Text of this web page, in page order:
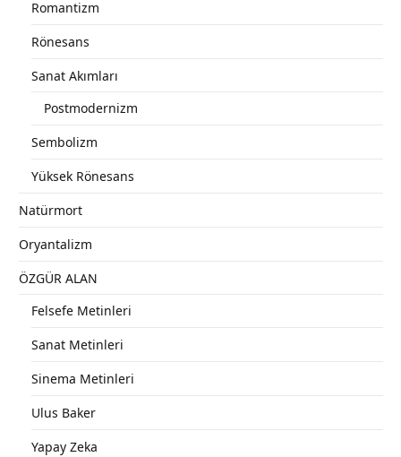
Romantizm
Rönesans
Sanat Akımları
Postmodernizm
Sembolizm
Yüksek Rönesans
Natürmort
Oryantalizm
ÖZGÜR ALAN
Felsefe Metinleri
Sanat Metinleri
Sinema Metinleri
Ulus Baker
Yapay Zeka